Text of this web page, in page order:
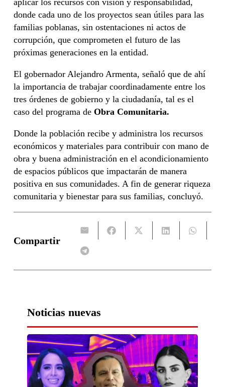
donde cada uno de los proyectos sean útiles para las
familias poblanas, sin ostentaciones ni actos de
corrupción, que comprometen el futuro de las
próximas generaciones en la entidad.
El gobernador Alejandro Armenta, señaló que de ahí
la importancia de trabajar coordinadamente entre los
tres órdenes de gobierno y la ciudadanía, tal es el
caso del programa de Obra Comunitaria.
Donde la población recibe y administra los recursos
económicos y materiales para contribuir con mano de
obra y buena administración en el acondicionamiento
de espacios públicos que impactarán de manera
positiva en sus comunidades. A fin de generar riqueza
comunitaria y bienestar para sus familias, concluyó.
Compartir
Noticias nuevas